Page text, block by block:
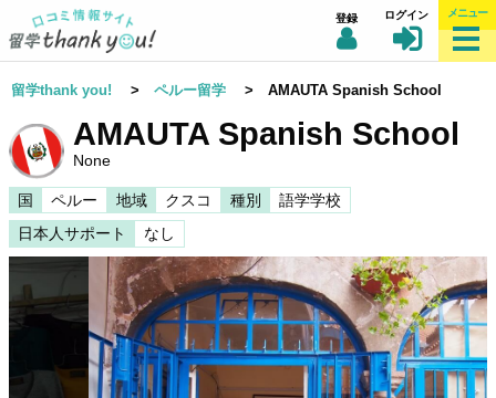
登録 ログイン メニュー
留学thank you! > ペルー留学 > AMAUTA Spanish School
AMAUTA Spanish School
None
国 ペルー 地域 クスコ 種別
語学学校
日本人サポート
なし